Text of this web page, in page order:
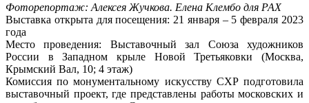
Фоторепортаж: Алексея Жучкова. Елена Клембо для РАХ
Выставка открыта для посещения: 21 января – 5 февраля 2023
года
Место проведения: Выставочный зал Союза художников
России в Западном крыле Новой Третьяковки (Москва,
Крымский Вал, 10; 4 этаж)
Комиссия по монументальному искусству СХР подготовила
выставочный проект, где представлены работы московских и